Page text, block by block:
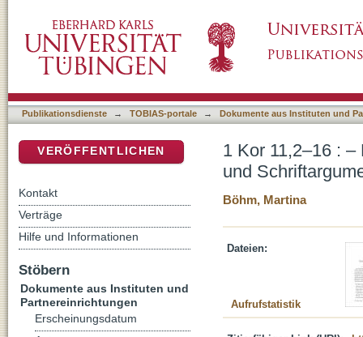
Korintherbrief
Publikationsdienste → TOBIAS-portale → Dokumente aus Instituten und
1 Kor 11,2–16 :
und
Böhm, Martina
Dateien:
Aufrufstatistik
VERÖFFENTLICHEN
Kontakt
Verträge
Hilfe und Informationen
Stöbern
Dokumente aus Instituten und
Partnereinrichtungen
Erscheinungsdatum